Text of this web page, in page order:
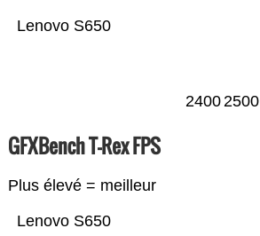
Lenovo S650
24002500
GFXBench T-Rex FPS
Plus élevé = meilleur
Lenovo S650